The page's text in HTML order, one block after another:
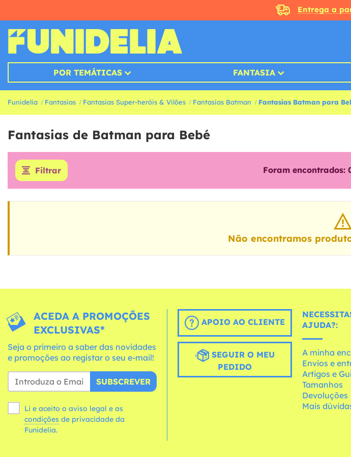
Entrega a
POR TEMÁTICAS FANTASIA
Funidelia Fantasias Fantasias Super-heróis & Vilões Fantasias Batman Fantasias Batman para
Fantasias de Batman para Bebé
Filtrar Foram encontrados:
Não encontramos
ACEDA A PROMOÇÕES
EXCLUSIVAS*
Seja o primeiro a saber das novidades
e promoções ao registar o seu e-mail!
SUBSCREVER
Li e aceito o aviso legal e as
condições
Funidelia.
APOIO AO CLIENTE
SEGUIR O MEU
PEDIDO
AJUDA?:
A minha
Envios e
Artigos e
Tamanhos
Devoluções
Mais